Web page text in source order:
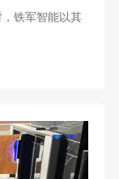
铁军智能以其